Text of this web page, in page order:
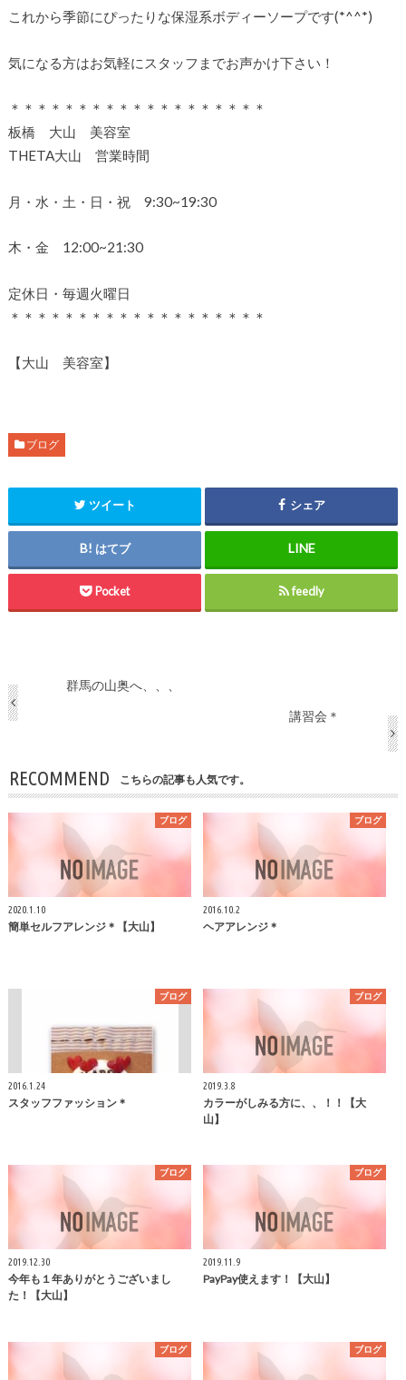
これから季節にぴったりな保湿系ボディーソープです(*^^*)
気になる方はお気軽にスタッフまでお声かけ下さい！
＊＊＊＊＊＊＊＊＊＊＊＊＊＊＊＊＊＊＊
板橋 大山 美容室
THETA大山 営業時間
月・水・土・日・祝 9:30~19:30
木・金 12:00~21:30
定休日・毎週火曜日
＊＊＊＊＊＊＊＊＊＊＊＊＊＊＊＊＊＊＊
【大山 美容室】
ブログ
ツイート シェア
はてブ
Pocket feedly
群馬の山奥へ、、、
講習会＊
RECOMMEND こちらの記事も人気です。
ブログ
2020.1.10
簡単セルフアレンジ＊【大山】
ブログ
2016.10.2
ヘアアレンジ＊
ブログ
2016.1.24
スタッフファッション＊
ブログ
2019.3.8
カラーがしみる方に、、！！【大
山】
ブログ
2019.12.30
今年も１年ありがとうございまし
た！【大山】
ブログ
2019.11.9
PayPay使えます！【大山】
ブログ ブログ